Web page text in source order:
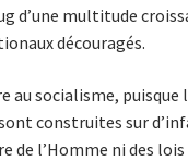
d’une multi­tude
découragés.
socialisme, puisque
construites sur
l’Homme ni des